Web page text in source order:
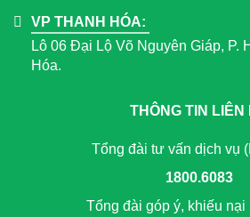
VP THANH HÓA:
Lô 06 Đại Lộ Võ Nguyên Giáp, P.
Hóa.
THÔNG TIN LIÊN
Tổng đài tư vấn dịch vụ
1800.6083
Tổng đài góp ý, khiếu nại